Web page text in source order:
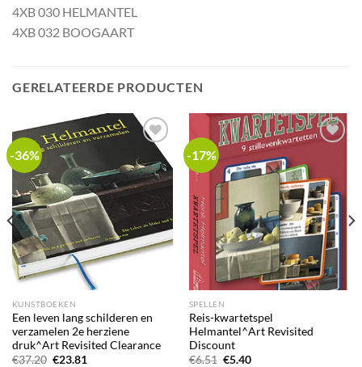
4XB 030 HELMANTEL
4XB 032 BOOGAART
GERELATEERDE PRODUCTEN
-36%
Add to
wishlist
KUNSTBOEKEN
Een leven lang schilderen en
verzamelen 2e herziene
druk^Art Revisited Clearance
€37.20 Oorspronkelijke
€23.81
-17%
SPELLEN
Reis-kwartetspel
Helmantel^Art Revisited
Discount
€6.51 Oorspronkelijke
€5.40Huidige